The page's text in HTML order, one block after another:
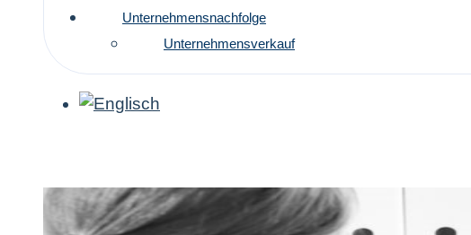
Unternehmensnachfolge
Unternehmensverkauf